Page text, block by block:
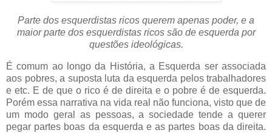
Parte dos esquerdistas ricos querem apenas poder, e a
maior parte dos esquerdistas ricos são de esquerda por
questões ideológicas.
É comum ao longo da História, a Esquerda ser associada
aos pobres, a suposta luta da esquerda pelos trabalhadores
e etc. E de que o rico é de direita e o pobre é de esquerda.
Porém essa narrativa na vida real não funciona, visto que de
um modo geral as pessoas, a sociedade tende a querer
pegar partes boas da esquerda e as partes boas da direita.